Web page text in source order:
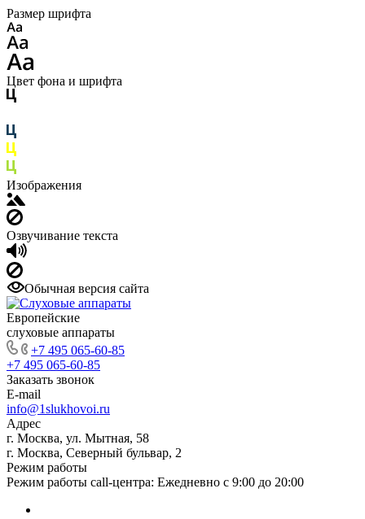
Размер шрифта
Цвет фона и шрифта
Изображения
Озвучивание текста
Обычная версия сайта
Европейские
слуховые аппараты
+7 495 065-60-85
+7 495 065-60-85
Заказать звонок
E-mail
info@1slukhovoi.ru
Адрес
г. Москва, ул. Мытная, 58
г. Москва, Северный бульвар, 2
Режим работы
Режим работы call-центра: Ежедневно с 9:00 до 20:00